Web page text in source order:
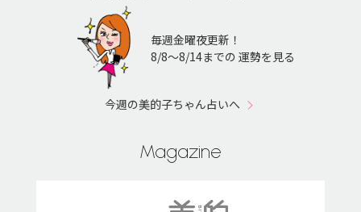
毎週金曜夜更新！
8/8〜8/14までの 運勢を見る
今週の美的子ちゃん占いへ
Magazine